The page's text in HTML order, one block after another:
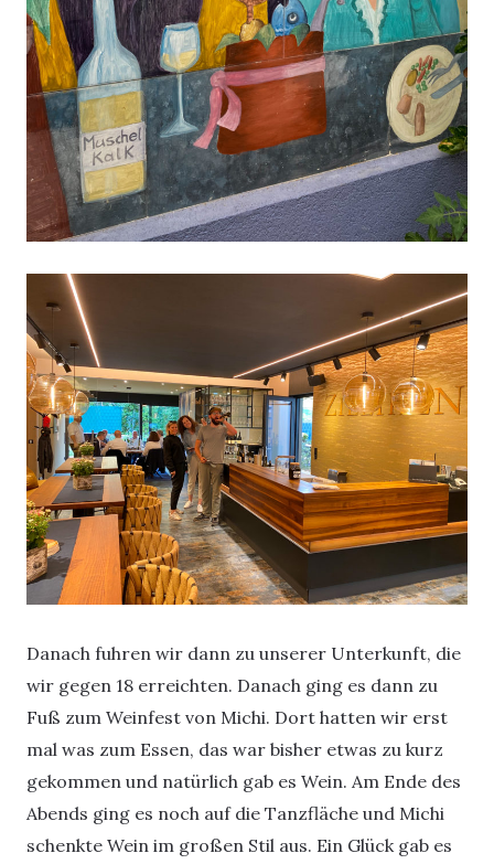
Danach fuhren wir dann zu unserer Unterkunft, die
wir gegen 18 erreichten. Danach ging es dann zu
Fuß zum Weinfest von Michi. Dort hatten wir erst
mal was zum Essen, das war bisher etwas zu kurz
gekommen und natürlich gab es Wein. Am Ende des
Abends ging es noch auf die Tanzfläche und Michi
schenkte Wein im großen Stil aus. Ein Glück gab es